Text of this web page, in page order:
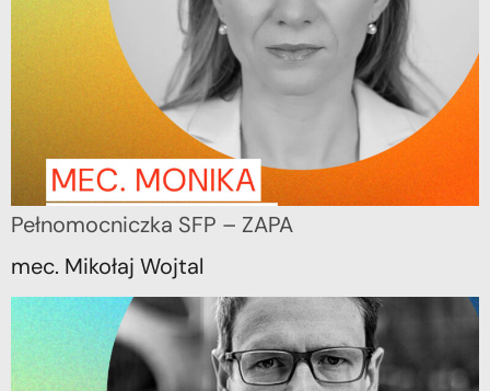
Pełnomocniczka SFP – ZAPA
mec. Mikołaj Wojtal